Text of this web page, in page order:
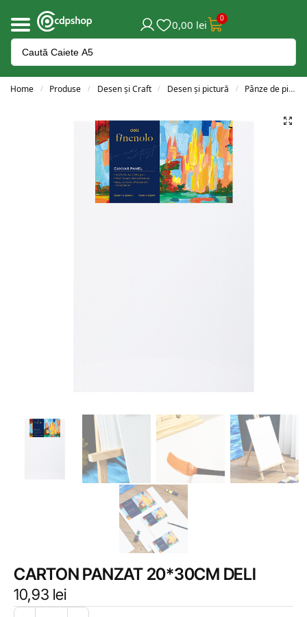
0,00 lei 0
Home / Produse / Desen și Craft / Desen și pictură / Pânze de pictură
CARTON PANZAT 20*30CM DELI
10,93 lei